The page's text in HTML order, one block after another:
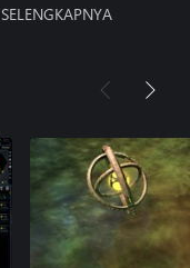
SELENGKAPNYA